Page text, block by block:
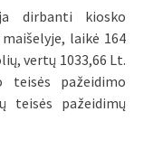
dirbanti kiosko
laikė 164
vertų 1033,66 Lt.
teisės pažeidimo
teisės pažeidimų